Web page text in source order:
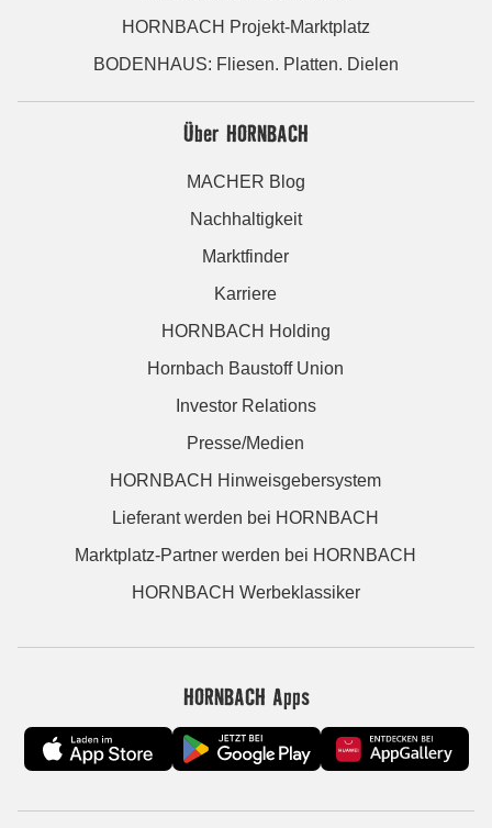
HORNBACH Projekt-Marktplatz
BODENHAUS: Fliesen. Platten. Dielen
Über HORNBACH
MACHER Blog
Nachhaltigkeit
Marktfinder
Karriere
HORNBACH Holding
Hornbach Baustoff Union
Investor Relations
Presse/Medien
HORNBACH Hinweisgebersystem
Lieferant werden bei HORNBACH
Marktplatz-Partner werden bei HORNBACH
HORNBACH Werbeklassiker
HORNBACH Apps